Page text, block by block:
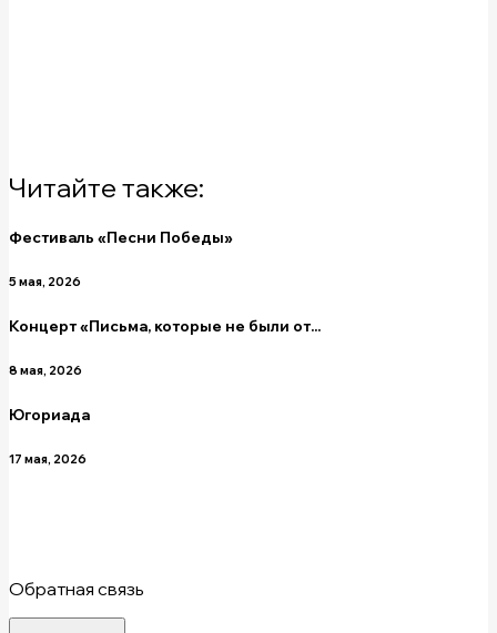
Читайте также:
Фестиваль «Песни Победы»
5 мая, 2026
Концерт «Письма, которые не были от...
8 мая, 2026
Югориада
17 мая, 2026
Обратная связь